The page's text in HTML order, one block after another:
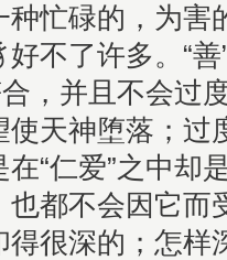
种忙碌的，为害
不了许多。“
合，并且不会过
使天神堕落；过
在“仁爱”之中却
也都不会因它而
得很深的；怎样